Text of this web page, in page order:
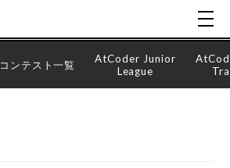
コンテスト一覧
AtCoder Junior
League